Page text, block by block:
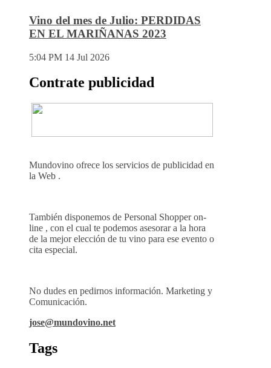
Vino del mes de Julio: PERDIDAS
EN EL MARIÑANAS 2023
5:04 PM 14 Jul 2026
Contrate publicidad
Mundovino ofrece los servicios de publicidad en
la Web .
También disponemos de Personal Shopper on-
line , con el cual te podemos asesorar a la hora
de la mejor elección de tu vino para ese evento o
cita especial.
No dudes en pedirnos información. Marketing y
Comunicación.
jose@mundovino.net
Tags